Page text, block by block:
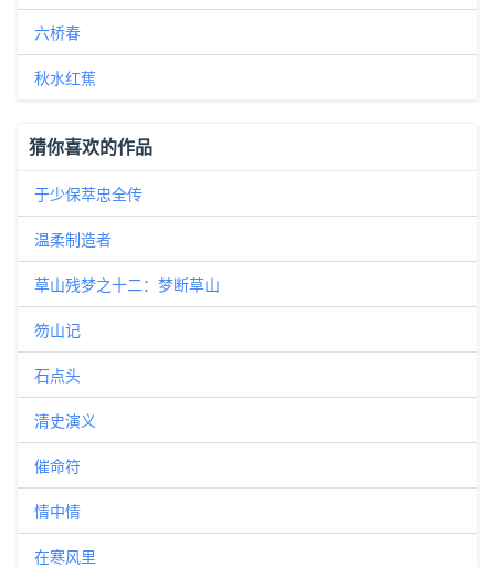
六桥春
秋水红蕉
猜你喜欢的作品
于少保萃忠全传
温柔制造者
草山残梦之十二：梦断草山
笏山记
石点头
清史演义
催命符
情中情
在寒风里